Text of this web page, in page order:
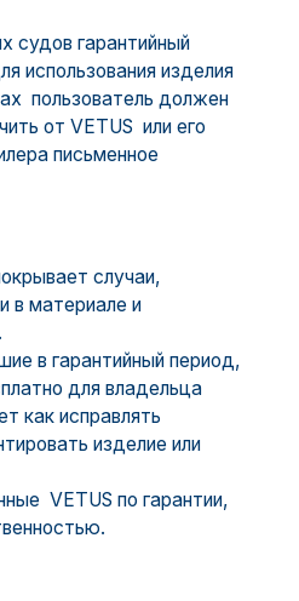
судов гарантийный
использования изделия
пользователь должен
от VETUS или его
письменное
случаи,
в материале и
в гарантийный период,
для владельца
как исправлять
изделие или
VETUS по гарантии,